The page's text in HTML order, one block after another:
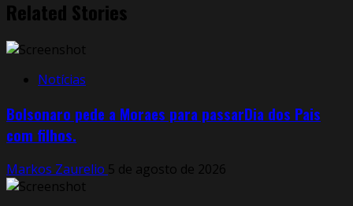
Related Stories
Notícias
Bolsonaro pede a Moraes para passarDia dos Pais
com filhos.
Markos Zaurelio 5 de agosto de 2026